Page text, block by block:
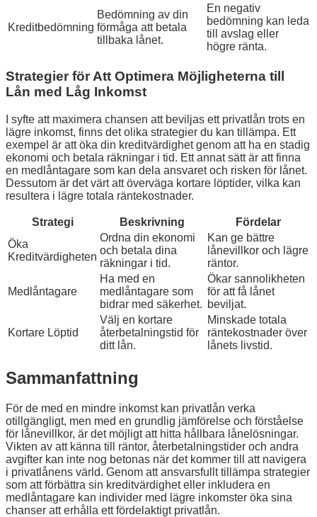
Kreditbedömning
Bedömning av din
förmåga att betala
tillbaka lånet.
En negativ
bedömning kan leda
till avslag eller
högre ränta.
Strategier för Att Optimera Möjligheterna till
Lån med Låg Inkomst
I syfte att maximera chansen att beviljas ett privatlån trots en
lägre inkomst, finns det olika strategier du kan tillämpa. Ett
exempel är att öka din kreditvärdighet genom att ha en stadig
ekonomi och betala räkningar i tid. Ett annat sätt är att finna
en medlåntagare som kan dela ansvaret och risken för lånet.
Dessutom är det värt att överväga kortare löptider, vilka kan
resultera i lägre totala räntekostnader.
Strategi Beskrivning
Fördelar
Öka
Kreditvärdigheten
Ordna din ekonomi
och betala dina
räkningar i tid.
Kan ge bättre
lånevillkor och lägre
räntor.
Medlåntagare
Ha med en
medlåntagare som
bidrar med säkerhet.
Ökar sannolikheten
för att få lånet
beviljat.
Kortare Löptid
Välj en kortare
återbetalningstid för
ditt lån.
Minskade totala
räntekostnader över
lånets livstid.
Sammanfattning
För de med en mindre inkomst kan privatlån verka
otillgängligt, men med en grundlig jämförelse och förståelse
för lånevillkor, är det möjligt att hitta hållbara lånelösningar.
Vikten av att känna till räntor, återbetalningstider och andra
avgifter kan inte nog betonas när det kommer till att navigera
i privatlånens värld. Genom att ansvarsfullt tillämpa strategier
som att förbättra sin kreditvärdighet eller inkludera en
medlåntagare kan individer med lägre inkomster öka sina
chanser att erhålla ett fördelaktigt privatlån.